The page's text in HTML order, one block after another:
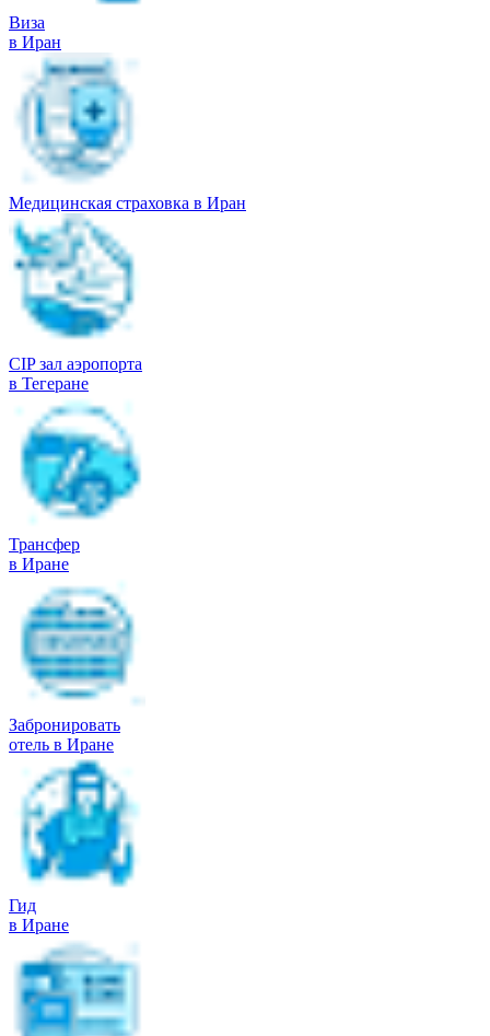
Виза
в Иран
Медицинская страховка в Иран
CIP зал аэропорта
в Тегеране
Трансфер
в Иране
Забронировать
отель в Иране
Гид
в Иране